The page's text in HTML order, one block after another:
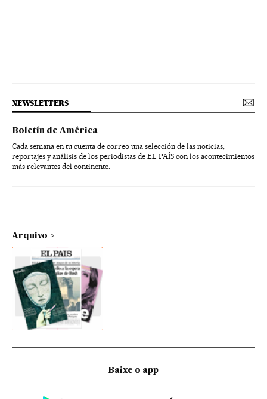
NEWSLETTERS
Boletín de América
Cada semana en tu cuenta de correo una selección de las noticias,
reportajes y análisis de los periodistas de EL PAÍS con los acontecimientos
más relevantes del continente.
Arquivo
Baixe o app